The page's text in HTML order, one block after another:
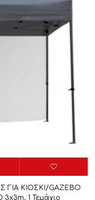
ΓΙΑ ΚΙΟΣΚΙ/GAZEBO
1 Τεμάχιο